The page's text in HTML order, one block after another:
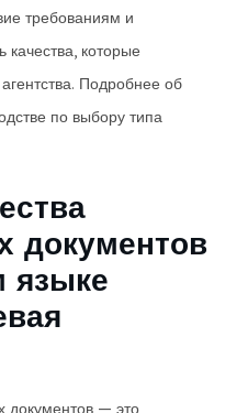
требованиям и
которые
Подробнее об
по выбору типа
документов
языке
документов — это